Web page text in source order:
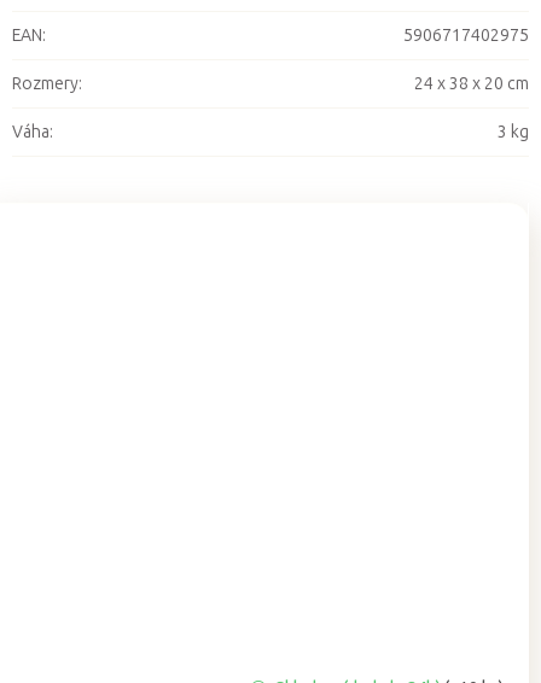
EAN: 5906717402975
Rozmery: 24 x 38 x 20 cm
Váha: 3 kg